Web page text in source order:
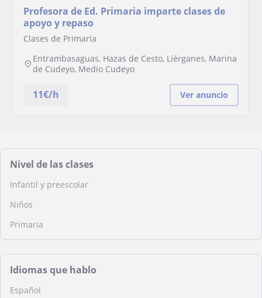
Profesora de Ed. Primaria imparte clases de
apoyo y repaso
Clases de Primaria
Entrambasaguas, Hazas de Cesto, Liérganes, Marina
de Cudeyo, Medio Cudeyo
11€/h Ver anuncio
Nivel de las clases
Infantil y preescolar
Niños
Primaria
Idiomas que hablo
Español